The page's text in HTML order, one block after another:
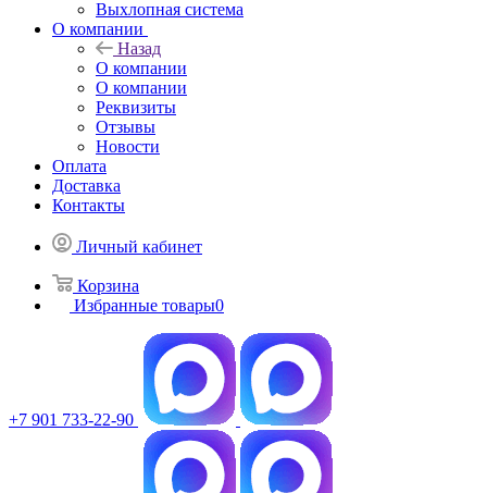
Выхлопная система
О компании
Назад
О компании
О компании
Реквизиты
Отзывы
Новости
Оплата
Доставка
Контакты
Личный кабинет
Корзина
Избранные товары0
+7 901 733-22-90